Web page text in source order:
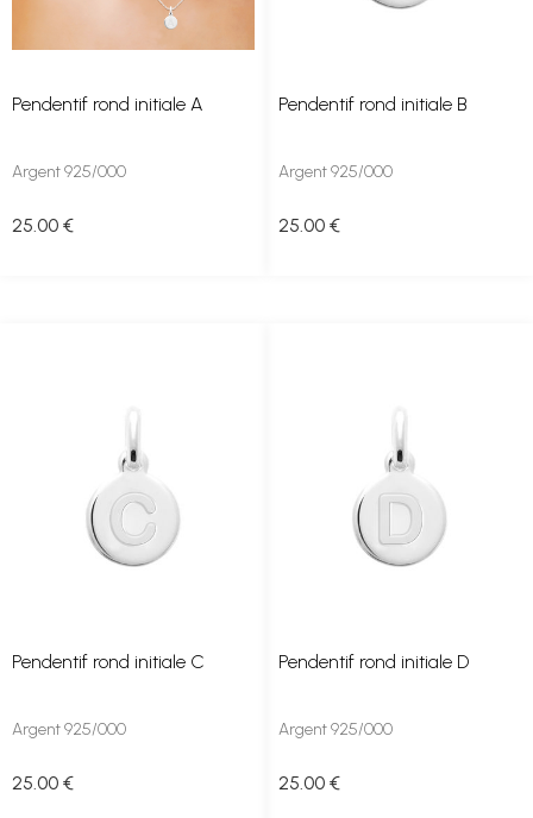
Pendentif rond initiale A
Argent 925/000
25 .00 €
Pendentif rond initiale B
Argent 925/000
25 .00 €
Pendentif rond initiale C
Argent 925/000
25 .00 €
Pendentif rond initiale D
Argent 925/000
25 .00 €